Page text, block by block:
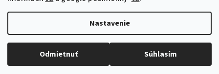
Nastavenie
Odmietnuť Súhlasím
Upraviť nastavenie cookies
Vytvoril Shoptet